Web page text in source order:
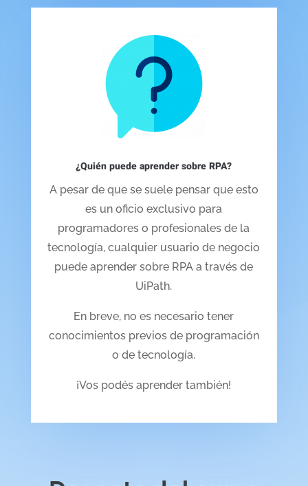
¿Quién puede aprender sobre RPA?
A pesar de que se suele pensar que esto
es un oficio exclusivo para
programadores o profesionales de la
tecnología, cualquier usuario de negocio
puede aprender sobre RPA a través de
UiPath.
En breve, no es necesario tener
conocimientos previos de programación
o de tecnología.
¡Vos podés aprender también!